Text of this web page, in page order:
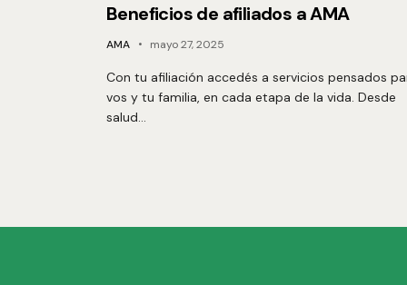
Beneficios de afiliados a AMA
AMA mayo 27, 2025
Con tu afiliación accedés a servicios pensados
vos y tu familia, en cada etapa de la vida. Desde
salud…